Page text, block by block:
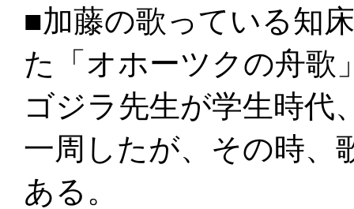
■加藤の歌っている知
た「オホーツクの舟歌
ゴジラ先生が学生時代
一周したが、その時、
ある。